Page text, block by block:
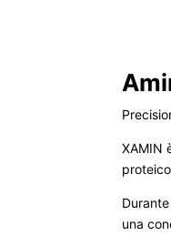
XAMIN
una